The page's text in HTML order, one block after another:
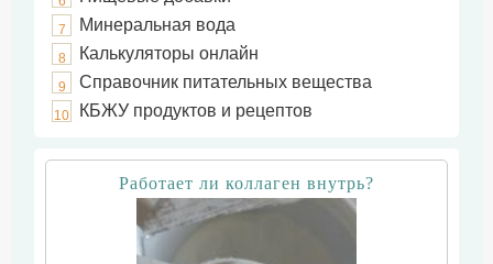
7 Минеральная вода
8 Калькуляторы онлайн
9 Справочник питательных вещества
10 КБЖУ продуктов и рецептов
Работает ли коллаген внутрь?